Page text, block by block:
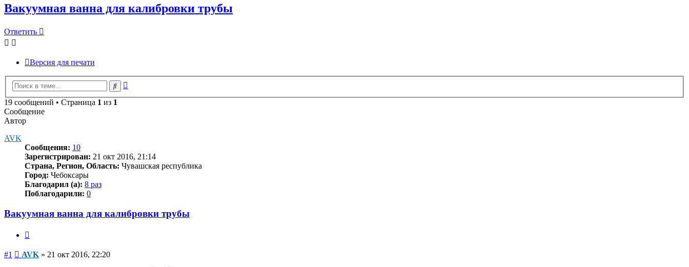
Вакуумная ванна для калибровки трубы
Ответить
Версия для печати
Поиск
19 сообщений • Страница 1 из 1
Сообщение
Автор
AVK
Сообщения: 10
Зарегистрирован: 21 окт 2016, 21:14
Страна, Регион, Область: Чувашская республика
Город: Чебоксары
Благодарил (а): 8 раз
Поблагодарили: 0
Вакуумная ванна для калибровки трубы
#1 Сообщение
AVK » 21 окт 2016, 22:20